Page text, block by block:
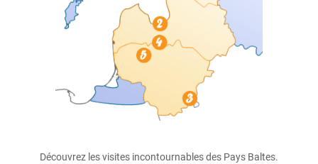
Découvrez les visites incontournables des Pays Baltes.